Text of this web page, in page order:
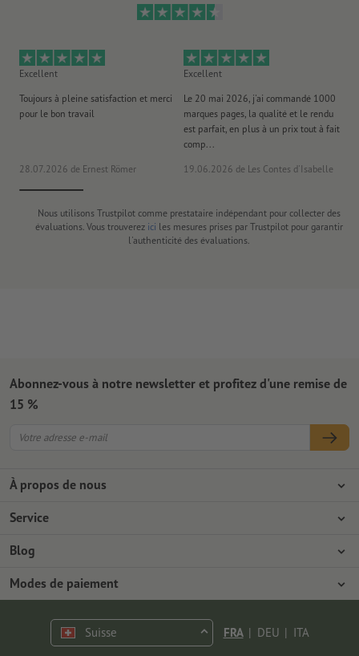
Excellent
Toujours à pleine satisfaction et merci
pour le bon travail
28.07.2026 de Ernest Römer
Excellent
Le 20 mai 2026, j'ai commandé 1000
marques pages, la qualité et le rendu
est parfait, en plus à un prix tout à fait
comp...
19.06.2026 de Les Contes d'Isabelle
Nous utilisons Trustpilot comme prestataire indépendant pour collecter des
évaluations. Vous trouverez ici les mesures prises par Trustpilot pour garantir
l'authenticité des évaluations.
À propos de nous
L'entreprise
Protection de l'environnement
Service
Modes de paiement
Expédition
Programme Premium
Blog
Tutoriels Photoshop
Polices & Fonts gratuits
Modes de paiement
Abonnez-vous à notre newsletter et profitez d'une remise de
15 %
Suisse FRA | DEU | ITA